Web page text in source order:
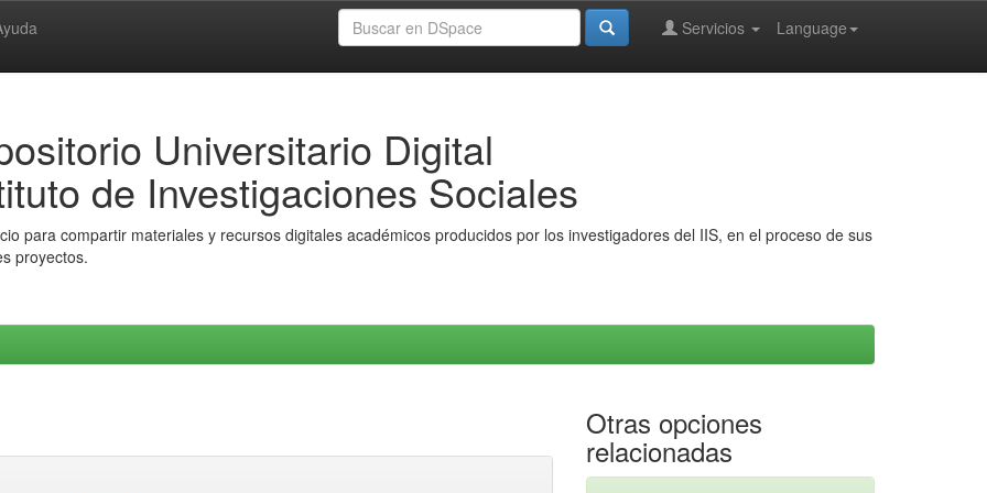
Language
Servicios
Universitario Digital
de Investigaciones Sociales
para compartir materiales y recursos digitales académicos producidos por los investigadores del IIS, en el proceso de sus
proyectos.
Otras opciones
relacionadas